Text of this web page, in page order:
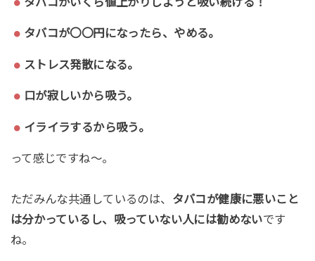
タバコが〇〇円になったら、やめる。
ストレス発散になる。
口が寂しいから吸う。
イライラするから吸う。
って感じですね～。
ただみんな共通しているのは、 タバコが健康に悪いこと
は分かっているし、吸っていない人には勧めないです
ね。